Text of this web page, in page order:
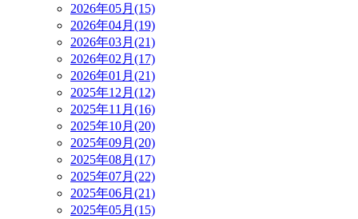
2026年05月(15)
2026年04月(19)
2026年03月(21)
2026年02月(17)
2026年01月(21)
2025年12月(12)
2025年11月(16)
2025年10月(20)
2025年09月(20)
2025年08月(17)
2025年07月(22)
2025年06月(21)
2025年05月(15)